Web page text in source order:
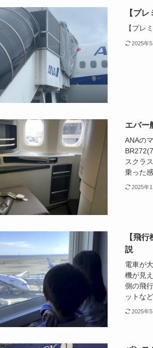
【プ
【プレ
2025年
エバー
ANAの
スクラ
乗った
2025年
【飛
説
電車が
機が見
側の飛
ットな
2025年